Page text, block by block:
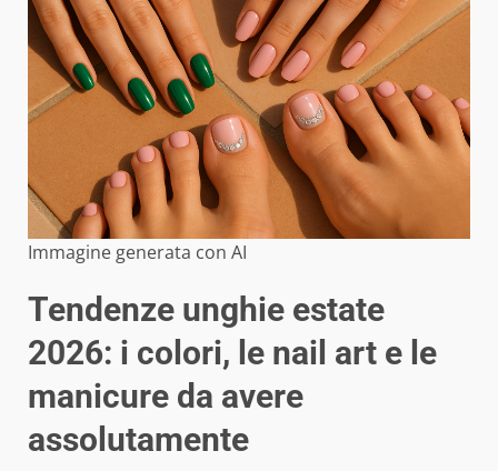
Immagine generata con AI
Tendenze unghie estate
2026: i colori, le nail art e le
manicure da avere
assolutamente